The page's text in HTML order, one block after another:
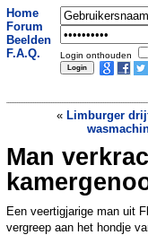
Home
Forum
Beelden
F.A.Q.
Login onthouden
« Limburger
Man
Een veertigjarige man uit
vergreep aan het hondje